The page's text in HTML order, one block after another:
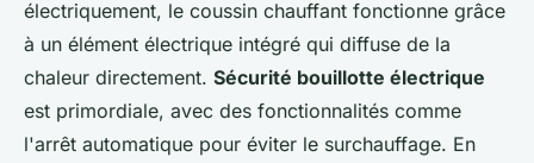
électriquement, le coussin chauffant fonctionne grâce
à un élément électrique intégré qui diffuse de la
chaleur directement. Sécurité bouillotte électrique
est primordiale, avec des fonctionnalités comme
l'arrêt automatique pour éviter le surchauffage. En